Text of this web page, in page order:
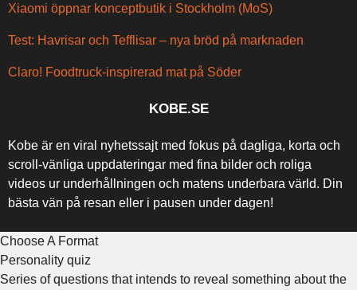
Xiaomi öppnar konceptbutik i Stockholm (MoS)
Test: Havrisar och Tefflisar – nya bröd på marknaden
Claro! Foodtruck-inspirerad mat på Söder
KOBE.SE
Kobe är en viral nyhetssajt med fokus på dagliga, korta och
scroll-vänliga uppdateringar med fina bilder och roliga
videos ur underhållningen och matens underbara värld. Din
bästa vän på resan eller i pausen under dagen!
Choose A Format
Personality quiz
Series of questions that intends to reveal something about the